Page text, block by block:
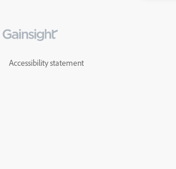
Accessibility statement